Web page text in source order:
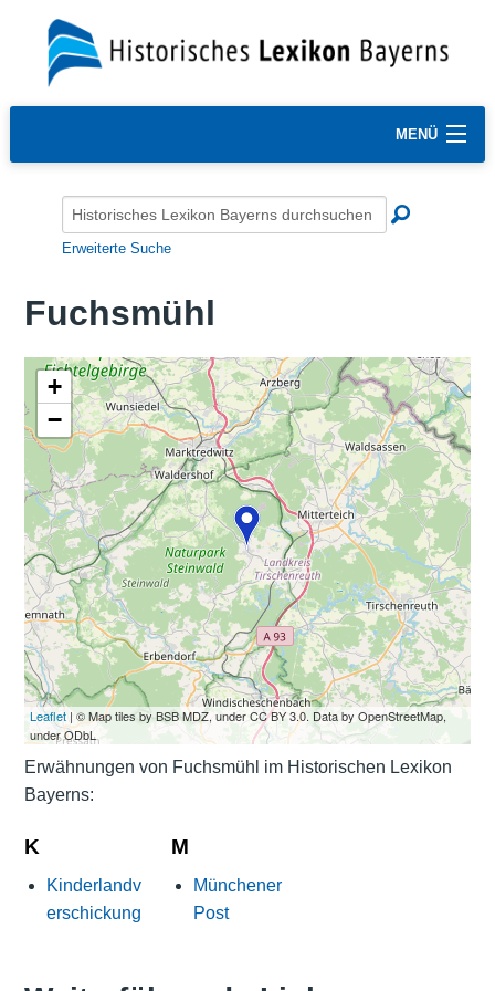
MENÜ
Erweiterte Suche
Fuchsmühl
+
−
Leaflet| © Map tiles by BSB MDZ, under CC BY 3.0. Data by OpenStreetMap,
under ODbL
Erwähnungen von Fuchsmühl im Historischen Lexikon
Bayerns:
K
Kinderlandv
erschickung
M
Münchener
Post